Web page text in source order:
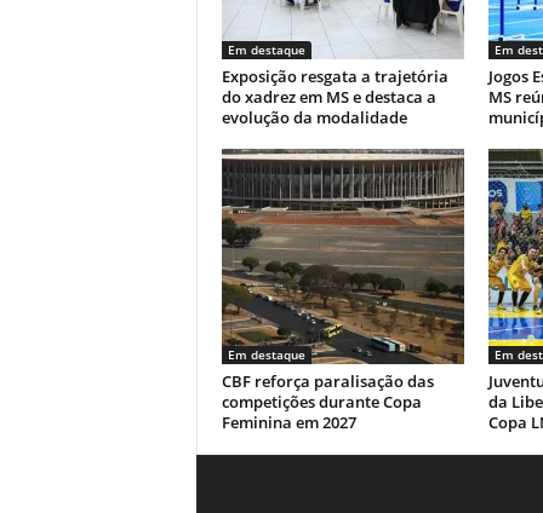
Em destaque
Exposição resgata a trajetória
do xadrez em MS e destaca a
evolução da modalidade
Em
Jogos
MS
Em destaque
CBF reforça paralisação das
competições durante Copa
Feminina em 2027
Em
da
Copa